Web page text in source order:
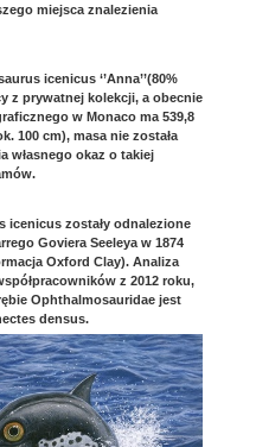
miejsca znalezienia
icenicus ‘’Anna’’(80%
z prywatnej kolekcji, a obecnie
w Monaco ma 539,8
100 cm), masa nie została
własnego okaz o takiej
icenicus zostały odnalezione
Goviera Seeleya w 1874
Oxford Clay). Analiza
z 2012 roku,
Ophthalmosauridae jest
densus.